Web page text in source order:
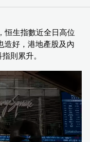
恒生指數近全日高位
造好，港地產股及內
則累升。